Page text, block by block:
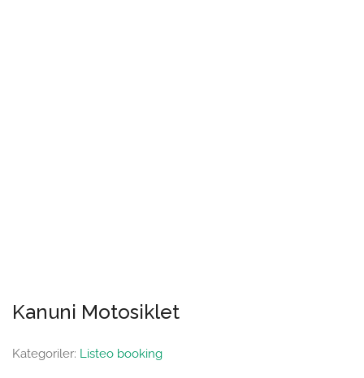
Kanuni Motosiklet
Kategoriler: Listeo booking